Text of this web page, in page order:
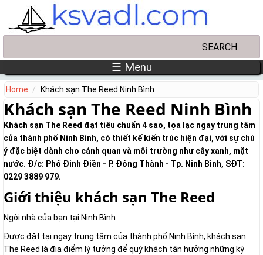
Skip to main content
☰ Menu
Home Khách sạn The Reed Ninh Bình
Khách sạn The Reed Ninh Bình
Khách sạn The Reed đạt tiêu chuẩn 4 sao, tọa lạc ngay trung tâm
của thành phố Ninh Bình, có thiết kế kiến trúc hiện đại, với sự chú
ý đặc biệt dành cho cảnh quan và môi trường như cây xanh, mặt
nước. Đ/c: Phố Đinh Điền - P. Đông Thành - Tp. Ninh Bình, SĐT:
0229 3889 979.
Giới thiệu khách sạn The Reed
Ngôi nhà của bạn tại Ninh Bình
Được đặt tại ngay trung tâm của thành phố Ninh Bình, khách sạn
The Reed là địa điểm lý tưởng để quý khách tận hưởng những kỳ